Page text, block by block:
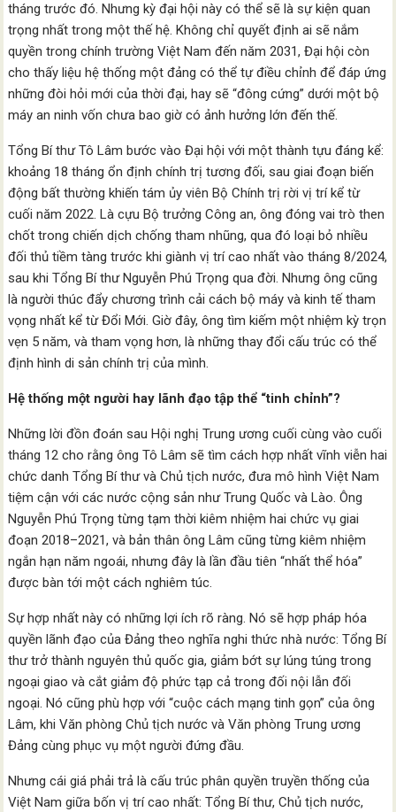
tháng trước đó. Nhưng kỳ đại hội này có thể sẽ là sự kiện quan
trọng nhất trong một thế hệ. Không chỉ quyết định ai sẽ nắm
quyền trong chính trường Việt Nam đến năm 2031, Đại hội còn
cho thấy liệu hệ thống một đảng có thể tự điều chỉnh để đáp ứng
những đòi hỏi mới của thời đại, hay sẽ “đông cứng” dưới một bộ
máy an ninh vốn chưa bao giờ có ảnh hưởng lớn đến thế.
Tổng Bí thư Tô Lâm bước vào Đại hội với một thành tựu đáng kể:
khoảng 18 tháng ổn định chính trị tương đối, sau giai đoạn biến
động bất thường khiến tám ủy viên Bộ Chính trị rời vị trí kể từ
cuối năm 2022. Là cựu Bộ trưởng Công an, ông đóng vai trò then
chốt trong chiến dịch chống tham nhũng, qua đó loại bỏ nhiều
đối thủ tiềm tàng trước khi giành vị trí cao nhất vào tháng 8/2024,
sau khi Tổng Bí thư Nguyễn Phú Trọng qua đời. Nhưng ông cũng
là người thúc đẩy chương trình cải cách bộ máy và kinh tế tham
vọng nhất kể từ Đổi Mới. Giờ đây, ông tìm kiếm một nhiệm kỳ trọn
vẹn 5 năm, và tham vọng hơn, là những thay đổi cấu trúc có thể
định hình di sản chính trị của mình.
Hệ thống một người hay lãnh đạo tập thể “tinh chỉnh”?
Những lời đồn đoán sau Hội nghị Trung ương cuối cùng vào cuối
tháng 12 cho rằng ông Tô Lâm sẽ tìm cách hợp nhất vĩnh viễn hai
chức danh Tổng Bí thư và Chủ tịch nước, đưa mô hình Việt Nam
tiệm cận với các nước cộng sản như Trung Quốc và Lào. Ông
Nguyễn Phú Trọng từng tạm thời kiêm nhiệm hai chức vụ giai
đoạn 2018–2021, và bản thân ông Lâm cũng từng kiêm nhiệm
ngắn hạn năm ngoái, nhưng đây là lần đầu tiên “nhất thể hóa”
được bàn tới một cách nghiêm túc.
Sự hợp nhất này có những lợi ích rõ ràng. Nó sẽ hợp pháp hóa
quyền lãnh đạo của Đảng theo nghĩa nghi thức nhà nước: Tổng Bí
thư trở thành nguyên thủ quốc gia, giảm bớt sự lúng túng trong
ngoại giao và cắt giảm độ phức tạp cả trong đối nội lẫn đối
ngoại. Nó cũng phù hợp với “cuộc cách mạng tinh gọn” của ông
Lâm, khi Văn phòng Chủ tịch nước và Văn phòng Trung ương
Đảng cùng phục vụ một người đứng đầu.
Nhưng cái giá phải trả là cấu trúc phân quyền truyền thống của
Việt Nam giữa bốn vị trí cao nhất: Tổng Bí thư, Chủ tịch nước,